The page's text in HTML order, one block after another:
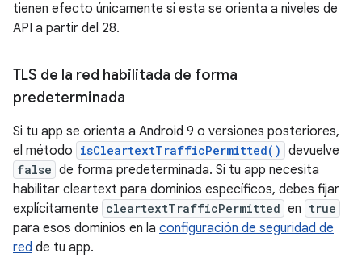
tienen efecto únicamente si esta se orienta a niveles de
API a partir del 28.
TLS de la red habilitada de forma
predeterminada
Si tu app se orienta a Android 9 o versiones posteriores,
el método isCleartextTrafficPermitted() devuelve
false de forma predeterminada. Si tu app necesita
habilitar cleartext para dominios específicos, debes fijar
explícitamente cleartextTrafficPermitted en true
para esos dominios en la configuración de seguridad de
red de tu app.